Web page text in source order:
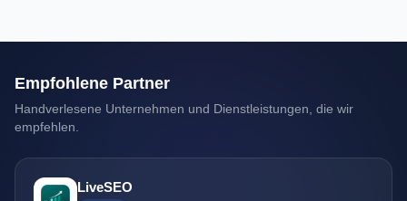
Empfohlene Partner
Handverlesene Unternehmen und Dienstleistungen, die wir
empfehlen.
LiveSEO